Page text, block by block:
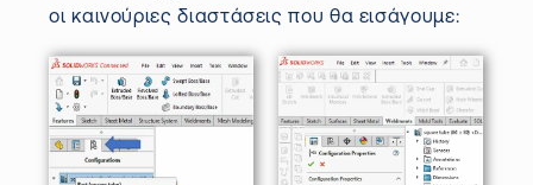
οι καινούριες διαστάσεις που θα εισάγουμε: